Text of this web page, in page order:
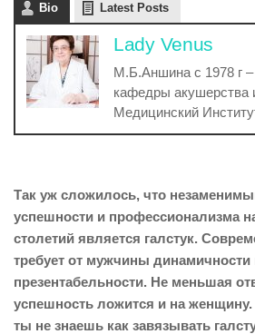
Bio Latest Posts
Lady Venus
М.Б.Аншина с 1978 г –
кафедры акушерства
Медицинский
Так уж сложилось, что
успешности и профессионализма
столетий является галстук.
требует от мужчины динамичности
презентабельности. Не меньшая
успешность ложится и на
ты не знаешь как завязывать